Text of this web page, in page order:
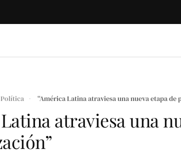
Política “América Latina atraviesa una nueva etapa de
atraviesa una